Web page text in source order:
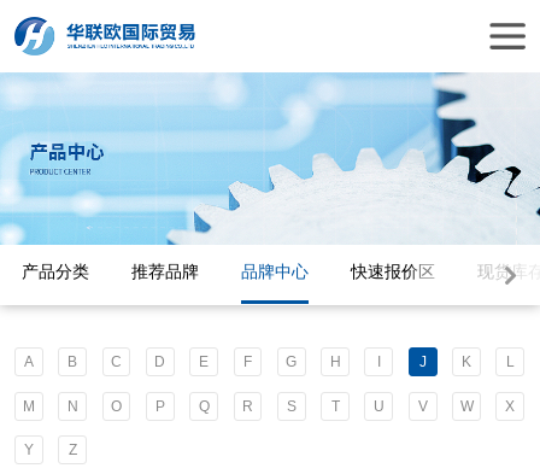
产品分类 推荐品牌 品牌中心 快速报价区 现货库
A B C D E F G H J K L
M N O P Q R S T U V W X
Y Z